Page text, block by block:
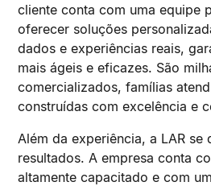
cliente conta com uma equipe
oferecer soluções
dados e experiências reais,
mais ágeis e eficazes. São
comercializados, famílias
construídas com excelência e
Além da experiência, a LAR
resultados. A empresa conta
altamente capacitado e com